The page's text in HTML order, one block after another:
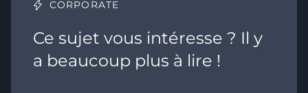
CORPORATE
Ce sujet vous intéresse ? Il y
a beaucoup plus à lire !